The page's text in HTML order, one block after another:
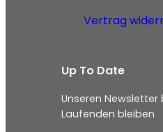
Vertrag
Up To Date
Unseren
Laufenden bleiben